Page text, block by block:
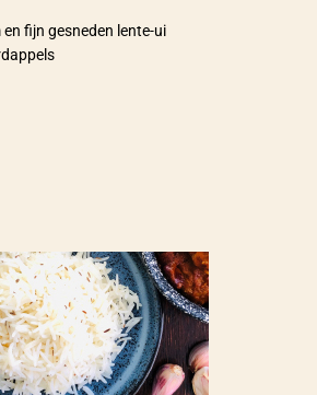
fijn gesneden lente-ui